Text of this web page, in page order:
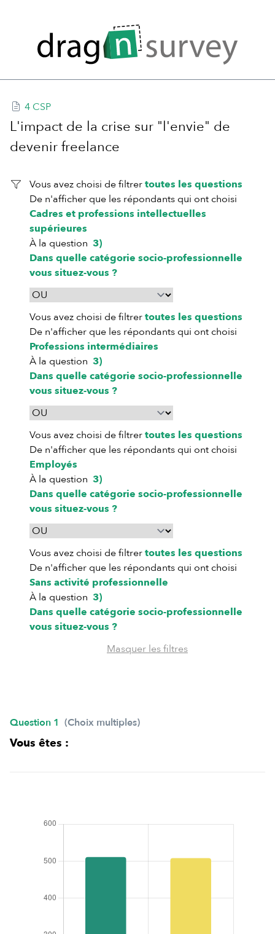
4 CSP
L'impact de la crise sur "l'envie" de
devenir freelance
Vous avez choisi de filtrertoutes les questions
De n'afficher que les répondants qui ont choisi
Cadres et professions intellectuelles
supérieures
À la question 3)
Dans quelle catégorie socio-professionnelle
vous situez-vous ?
Vous avez choisi de filtrertoutes les questions
De n'afficher que les répondants qui ont choisi
Professions intermédiaires
À la question 3)
Dans quelle catégorie socio-professionnelle
vous situez-vous ?
Vous avez choisi de filtrertoutes les questions
De n'afficher que les répondants qui ont choisi
Employés
À la question 3)
Dans quelle catégorie socio-professionnelle
vous situez-vous ?
Vous avez choisi de filtrertoutes les questions
De n'afficher que les répondants qui ont choisi
Sans activité professionnelle
À la question 3)
Dans quelle catégorie socio-professionnelle
vous situez-vous ?
Masquer les filtres
Question 1 (Choix multiples)
Vous êtes :